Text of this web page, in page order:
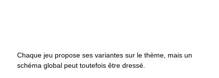
Chaque jeu propose ses variantes sur le thème, mais un
schéma global peut toutefois être dressé.